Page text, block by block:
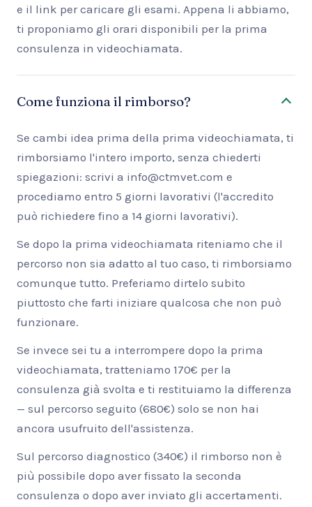
e il link per caricare gli esami. Appena li abbiamo,
ti proponiamo gli orari disponibili per la prima
consulenza in videochiamata.
Come funziona il rimborso?
Se cambi idea prima della prima videochiamata, ti
rimborsiamo l'intero importo, senza chiederti
spiegazioni: scrivi a info@ctmvet.com e
procediamo entro 5 giorni lavorativi (l'accredito
può richiedere fino a 14 giorni lavorativi).
Se dopo la prima videochiamata riteniamo che il
percorso non sia adatto al tuo caso, ti rimborsiamo
comunque tutto. Preferiamo dirtelo subito
piuttosto che farti iniziare qualcosa che non può
funzionare.
Se invece sei tu a interrompere dopo la prima
videochiamata, tratteniamo 170€ per la
consulenza già svolta e ti restituiamo la differenza
— sul percorso seguito (680€) solo se non hai
ancora usufruito dell'assistenza.
Sul percorso diagnostico (340€) il rimborso non è
più possibile dopo aver fissato la seconda
consulenza o dopo aver inviato gli accertamenti.